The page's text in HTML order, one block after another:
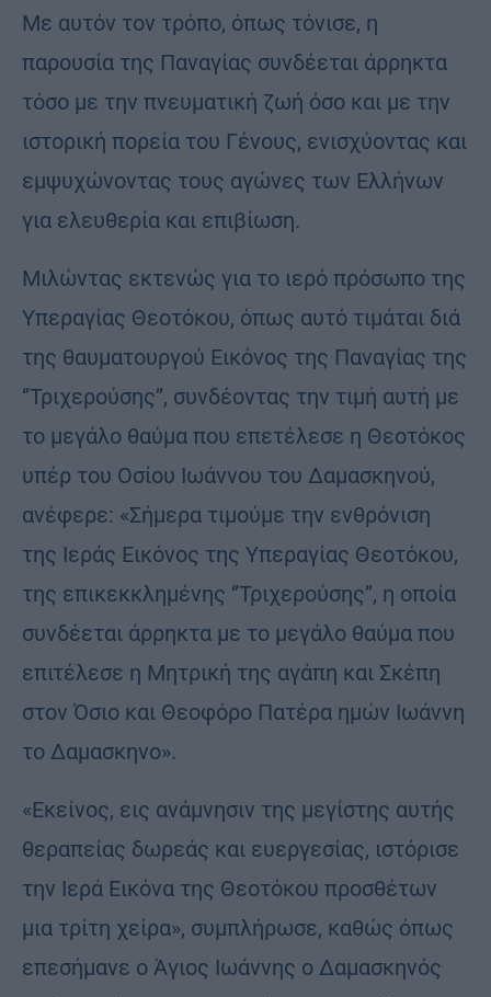
Με αυτόν τον τρόπο, όπως τόνισε, η
παρουσία της Παναγίας συνδέεται άρρηκτα
τόσο με την πνευματική ζωή όσο και με την
ιστορική πορεία του Γένους, ενισχύοντας και
εμψυχώνοντας τους αγώνες των Ελλήνων
για ελευθερία και επιβίωση.
Μιλώντας εκτενώς για το ιερό πρόσωπο της
Υπεραγίας Θεοτόκου, όπως αυτό τιμάται διά
της θαυματουργού Εικόνος της Παναγίας της
‘’Τριχερούσης’’, συνδέοντας την τιμή αυτή με
το μεγάλο θαύμα που επετέλεσε η Θεοτόκος
υπέρ του Οσίου Ιωάννου του Δαμασκηνού,
ανέφερε: «Σήμερα τιμούμε την ενθρόνιση
της Ιεράς Εικόνος της Υπεραγίας Θεοτόκου,
της επικεκκλημένης ‘’Τριχερούσης’’, η οποία
συνδέεται άρρηκτα με το μεγάλο θαύμα που
επιτέλεσε η Μητρική της αγάπη και Σκέπη
στον Όσιο και Θεοφόρο Πατέρα ημών Ιωάννη
το Δαμασκηνο».
«Εκείνος, εις ανάμνησιν της μεγίστης αυτής
θεραπείας δωρεάς και ευεργεσίας, ιστόρισε
την Ιερά Εικόνα της Θεοτόκου προσθέτων
μια τρίτη χείρα», συμπλήρωσε, καθώς όπως
επεσήμανε ο Άγιος Ιωάννης ο Δαμασκηνός